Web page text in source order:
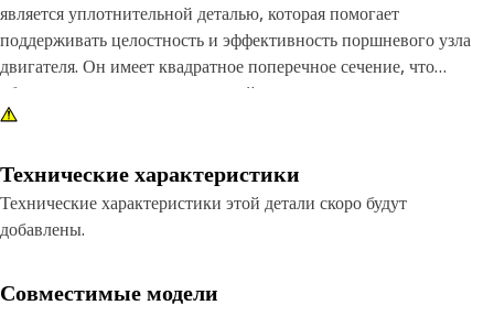
является уплотнительной деталью, которая помогает
поддерживать целостность и эффективность поршневого узла
двигателя. Он имеет квадратное поперечное сечение, что
обеспечивает повышенную устойчивость и снижает склонность
к скручиванию или качению во время движения поршня.
Характеристики:
• Надежно прижимается к стенкам цилиндров и предотвращает
утечку жидкости
Технические характеристики
Технические характеристики этой детали скоро будут
добавлены.
Совместимые модели